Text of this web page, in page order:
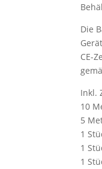
Die
CE-
Inkl.
10
5
1
1
1